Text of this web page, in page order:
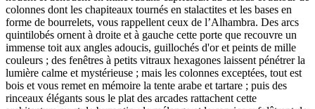
colonnes dont les chapiteaux tournés en stalactites et les bases en
forme de bourrelets, vous rappellent ceux de l’Alhambra. Des arcs
quintilobés ornent à droite et à gauche cette porte que recouvre un
immense toit aux angles adoucis, guillochés d'or et peints de mille
couleurs ; des fenêtres à petits vitraux hexagones laissent pénétrer la
lumière calme et mystérieuse ; mais les colonnes exceptées, tout est
bois et vous remet en mémoire la tente arabe et tartare ; puis des
rinceaux élégants sous le plat des arcades rattachent cette